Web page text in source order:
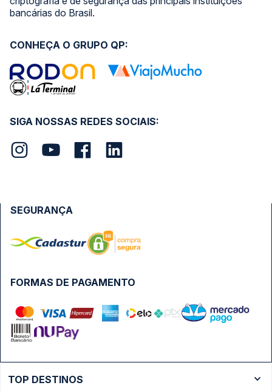
bancárias do Brasil.
SIGA NOSSAS REDES SOCIAIS:
CONHEÇA O GRUPO QP:
FORMAS DE PAGAMENTO
SEGURANÇA
TOP DESTINOS